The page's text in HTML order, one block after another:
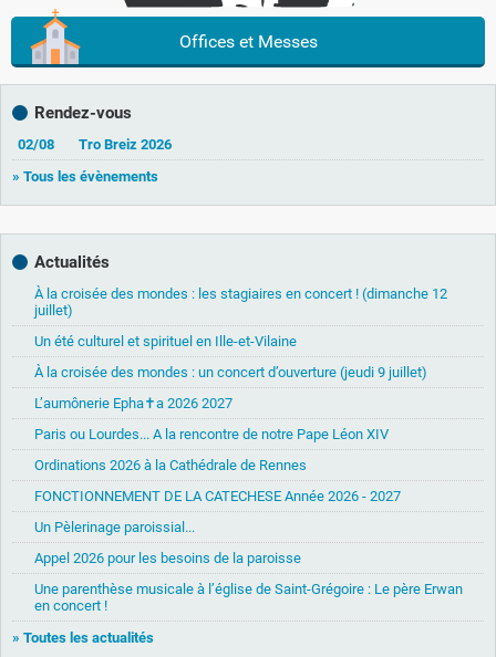
Offices et Messes
Rendez-vous
02/08
Tro Breiz 2026
» Tous les évènements
Actualités
À la croisée des mondes : les stagiaires en concert ! (dimanche 12
juillet)
Un été culturel et spirituel en Ille-et-Vilaine
À la croisée des mondes : un concert d’ouverture (jeudi 9 juillet)
L’aumônerie Epha✝a 2026 2027
Paris ou Lourdes... A la rencontre de notre Pape Léon XIV
Ordinations 2026 à la Cathédrale de Rennes
FONCTIONNEMENT DE LA CATECHESE Année 2026 - 2027
Un Pèlerinage paroissial...
Appel 2026 pour les besoins de la paroisse
Une parenthèse musicale à l’église de Saint-Grégoire : Le père Erwan
en concert !
» Toutes les actualités